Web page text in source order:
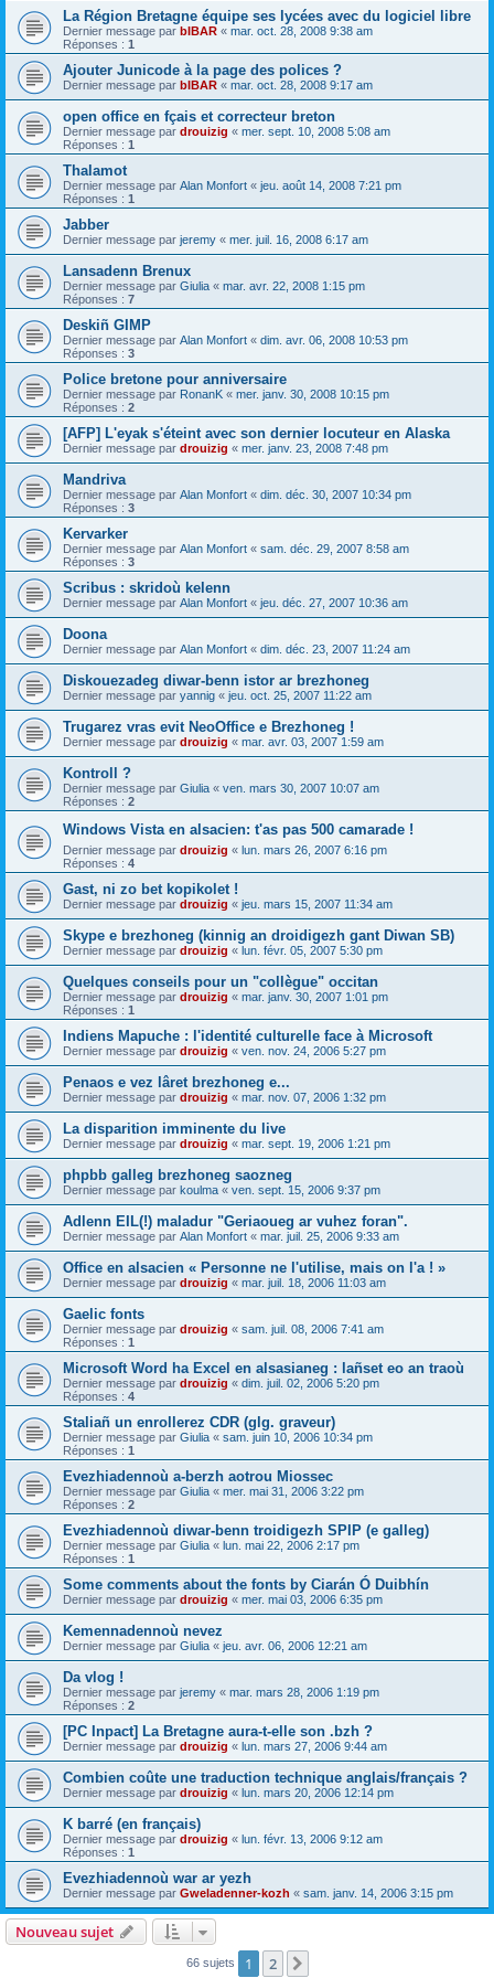
La Région Bretagne équipe ses lycées avec du logiciel libre
Dernier message par bIBAR « mar. oct. 28, 2008 9:38 am
Réponses : 1
Ajouter Junicode à la page des polices ?
Dernier message par bIBAR « mar. oct. 28, 2008 9:17 am
open office en fçais et correcteur breton
Dernier message par drouizig « mer. sept. 10, 2008 5:08 am
Réponses : 1
Thalamot
Dernier message par Alan Monfort « jeu. août 14, 2008 7:21 pm
Réponses : 1
Jabber
Dernier message par jeremy « mer. juil. 16, 2008 6:17 am
Lansadenn Brenux
Dernier message par Giulia « mar. avr. 22, 2008 1:15 pm
Réponses : 7
Deskiñ GIMP
Dernier message par Alan Monfort « dim. avr. 06, 2008 10:53 pm
Réponses : 3
Police bretone pour anniversaire
Dernier message par RonanK « mer. janv. 30, 2008 10:15 pm
Réponses : 2
[AFP] L'eyak s'éteint avec son dernier locuteur en Alaska
Dernier message par drouizig « mer. janv. 23, 2008 7:48 pm
Mandriva
Dernier message par Alan Monfort « dim. déc. 30, 2007 10:34 pm
Réponses : 3
Kervarker
Dernier message par Alan Monfort « sam. déc. 29, 2007 8:58 am
Réponses : 3
Scribus : skridoù kelenn
Dernier message par Alan Monfort « jeu. déc. 27, 2007 10:36 am
Doona
Dernier message par Alan Monfort « dim. déc. 23, 2007 11:24 am
Diskouezadeg diwar-benn istor ar brezhoneg
Dernier message par yannig « jeu. oct. 25, 2007 11:22 am
Trugarez vras evit NeoOffice e Brezhoneg !
Dernier message par drouizig « mar. avr. 03, 2007 1:59 am
Kontroll ?
Dernier message par Giulia « ven. mars 30, 2007 10:07 am
Réponses : 2
Windows Vista en alsacien: t'as pas 500 camarade !
Dernier message par drouizig « lun. mars 26, 2007 6:16 pm
Réponses : 4
Gast, ni zo bet kopikolet !
Dernier message par drouizig « jeu. mars 15, 2007 11:34 am
Skype e brezhoneg (kinnig an droidigezh gant Diwan SB)
Dernier message par drouizig « lun. févr. 05, 2007 5:30 pm
Quelques conseils pour un "collègue" occitan
Dernier message par drouizig « mar. janv. 30, 2007 1:01 pm
Réponses : 1
Indiens Mapuche : l'identité culturelle face à Microsoft
Dernier message par drouizig « ven. nov. 24, 2006 5:27 pm
Penaos e vez lâret brezhoneg e...
Dernier message par drouizig « mar. nov. 07, 2006 1:32 pm
La disparition imminente du live
Dernier message par drouizig « mar. sept. 19, 2006 1:21 pm
phpbb galleg brezhoneg saozneg
Dernier message par koulma « ven. sept. 15, 2006 9:37 pm
Adlenn EIL(!) maladur "Geriaoueg ar vuhez foran".
Dernier message par Alan Monfort « mar. juil. 25, 2006 9:33 am
Office en alsacien « Personne ne l'utilise, mais on l'a ! »
Dernier message par drouizig « mar. juil. 18, 2006 11:03 am
Gaelic fonts
Dernier message par drouizig « sam. juil. 08, 2006 7:41 am
Réponses : 1
Microsoft Word ha Excel en alsasianeg : lañset eo an traoù
Dernier message par drouizig « dim. juil. 02, 2006 5:20 pm
Réponses : 4
Staliañ un enrollerez CDR (glg. graveur)
Dernier message par Giulia « sam. juin 10, 2006 10:34 pm
Réponses : 1
Evezhiadennoù a-berzh aotrou Miossec
Dernier message par Giulia « mer. mai 31, 2006 3:22 pm
Réponses : 2
Evezhiadennoù diwar-benn troidigezh SPIP (e galleg)
Dernier message par Giulia « lun. mai 22, 2006 2:17 pm
Réponses : 1
Some comments about the fonts by Ciarán Ó Duibhín
Dernier message par drouizig « mer. mai 03, 2006 6:35 pm
Kemennadennoù nevez
Dernier message par Giulia « jeu. avr. 06, 2006 12:21 am
Da vlog !
Dernier message par jeremy « mar. mars 28, 2006 1:19 pm
Réponses : 2
[PC Inpact] La Bretagne aura-t-elle son .bzh ?
Dernier message par drouizig « lun. mars 27, 2006 9:44 am
Combien coûte une traduction technique anglais/français ?
Dernier message par drouizig « lun. mars 20, 2006 12:14 pm
K barré (en français)
Dernier message par drouizig « lun. févr. 13, 2006 9:12 am
Réponses : 1
Evezhiadennoù war ar yezh
Dernier message par Gweladenner-kozh « sam. janv. 14, 2006 3:15 pm
Nouveau sujet
66 sujets 1 2